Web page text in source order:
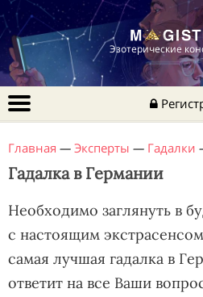
Эзотерические
Главная — Эксперты — Гадалки
Гадалка в Германии
Необходимо заглянуть в
с настоящим
самая лучшая гадалка в
ответит на все Ваши